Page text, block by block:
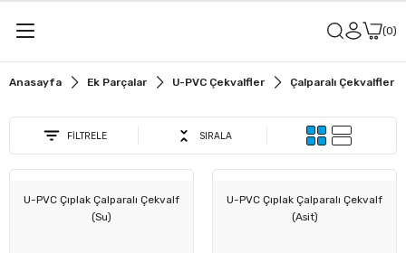
Vanaları
Vanaları
0
Anasayfa Ek Parçalar U-PVC Çekvalfler Çalparalı Çekvalfler
FİLTRELE SIRALA
U-PVC Çıplak Çalparalı Çekvalf
(Su)
U-PVC Çıplak Çalparalı Çekvalf
(Asit)